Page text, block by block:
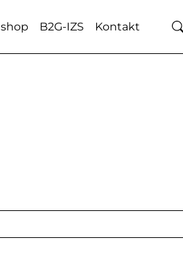
B2G-IZS Kontakt